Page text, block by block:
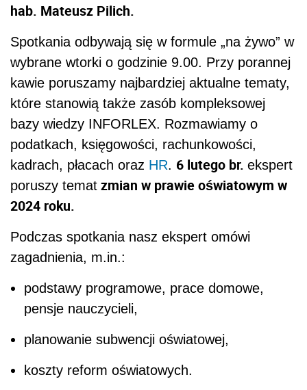
hab. Mateusz Pilich.
Spotkania odbywają się w formule „na żywo” w
wybrane wtorki o godzinie 9.00. Przy porannej
kawie poruszamy najbardziej aktualne tematy,
które stanowią także zasób kompleksowej
bazy wiedzy INFORLEX. Rozmawiamy o
podatkach, księgowości, rachunkowości,
kadrach, płacach oraz HR. 6 lutego br. ekspert
poruszy temat zmian w prawie oświatowym w
2024 roku.
Podczas spotkania nasz ekspert omówi
zagadnienia, m.in.:
podstawy programowe, prace domowe,
pensje nauczycieli,
planowanie subwencji oświatowej,
koszty reform oświatowych.